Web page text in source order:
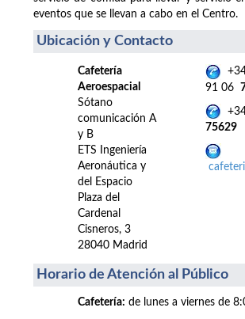
eventos que se llevan a cabo en el Centro.
Ubicación y Contacto
Cafetería
Aeroespacial
Sótano
comunicación A
y B
ETS Ingeniería
Aeronáutica y
del Espacio
Plaza del
Cardenal
Cisneros, 3
28040 Madrid
91 06
75629
Horario de Atención al Público
Cafetería: de lunes a viernes de